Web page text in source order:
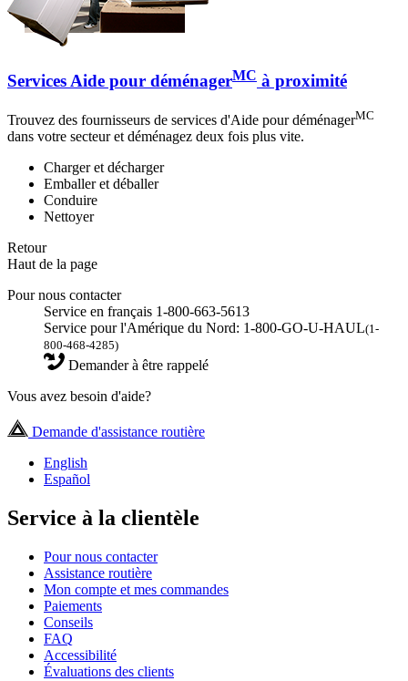
Services Aide pour déménagerMC à proximité
Trouvez des fournisseurs de services d'Aide pour déménagerMC
dans votre secteur et déménagez deux fois plus vite.
Charger et décharger
Emballer et déballer
Conduire
Nettoyer
Retour
Haut de la page
Pour nous contacter
Service en français 1-800-663-5613
Service pour l'Amérique du Nord: 1-800-GO-U-HAUL(1-
800-468-4285)
Demander à être rappelé
Vous avez besoin d'aide?
Demande d'assistance routière
English
Español
Service à la clientèle
Pour nous contacter
Assistance routière
Mon compte et mes commandes
Paiements
Conseils
FAQ
Accessibilité
Évaluations des clients